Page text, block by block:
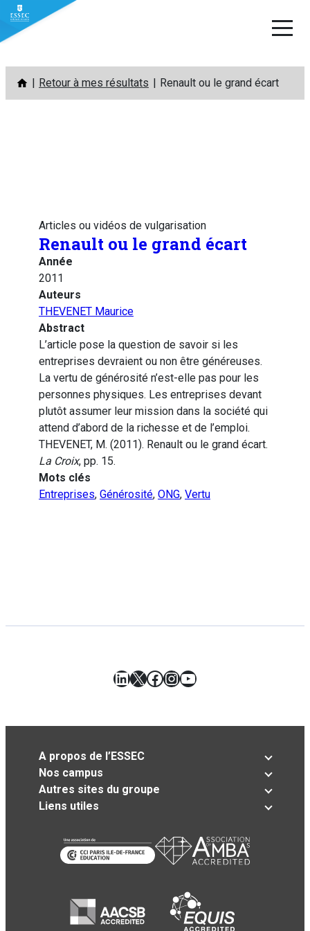
Aller
contenu
Retour à mes résultats Renault ou le grand écart
Articles ou vidéos de vulgarisation
Renault ou le grand écart
Année
2011
Auteurs
THEVENET Maurice
Abstract
L’article pose la question de savoir si les
entreprises devraient ou non être généreuses.
La vertu de générosité n’est-elle pas pour les
personnes physiques. Les entreprises devant
plutôt assumer leur mission dans la société qui
attend d’abord de la richesse et de l’emploi.
THEVENET, M. (2011). Renault ou le grand écart.
La Croix, pp. 15.
Mots clés
Entreprises, Générosité, ONG, Vertu
LinkedIn
X Facebook
Instagram
YouTube
A propos de l’ESSEC
Nos campus
Autres sites du groupe
Liens utiles